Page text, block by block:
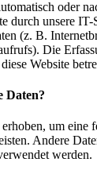
oder
durch unsere IT-
(z. B.
Die
Website
Daten?
um eine
Andere
werden.